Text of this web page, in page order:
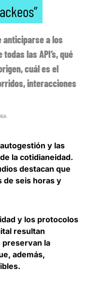
anticiparse a los
las API’s, qué
cuál es el
interacciones
y las
la cotidianeidad.
destacan que
de seis horas y
y los protocolos
resultan
preservan la
además,